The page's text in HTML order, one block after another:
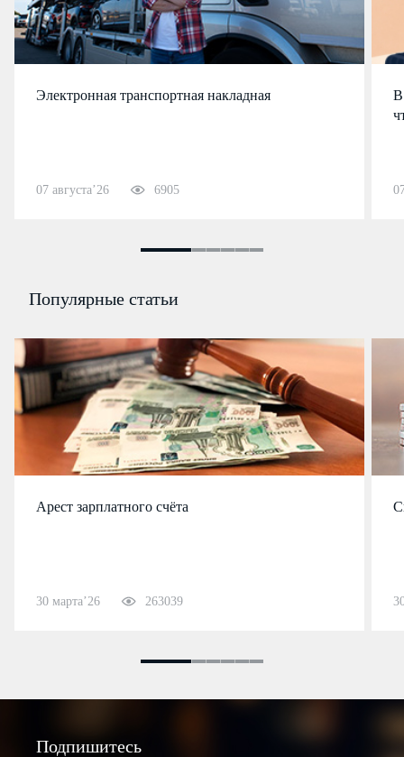
Электронная транспортная накладная
07 августа’26 6905
В
Популярные статьи
Арест зарплатного счёта
30 марта’26 263039
Подпишитесь